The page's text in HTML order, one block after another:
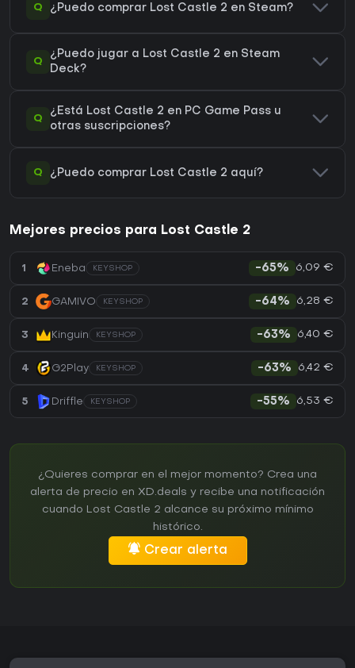
Q ¿Puedo comprar Lost Castle 2 en Steam?
Q
¿Puedo jugar a Lost Castle 2 en Steam
Deck?
Q
¿Está Lost Castle 2 en PC Game Pass u
otras suscripciones?
Q ¿Puedo comprar Lost Castle 2 aquí?
Mejores precios para Lost Castle 2
1 Eneba KEYSHOP -65% 6,09 €
2 GAMIVO KEYSHOP -64% 6,28 €
3 Kinguin KEYSHOP -63% 6,40 €
4 G2Play KEYSHOP -63% 6,42 €
5 Driffle KEYSHOP -55% 6,53 €
¿Quieres comprar en el mejor momento? Crea una
alerta de precio en XD.deals y recibe una notificación
cuando Lost Castle 2 alcance su próximo mínimo
histórico.
Crear alerta